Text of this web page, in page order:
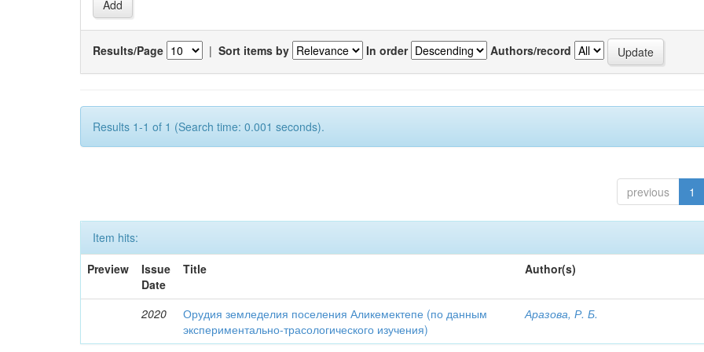
Results/Page | Sort items by In order Authors/record
Results 1-1 of 1 (Search time: 0.001 seconds).
previous 1
Item hits:
Preview
Issue
Date
Title Author(s)
2020
Орудия земледелия поселения Аликемектепе (по данным
экспериментально-трасологического изучения)
Аразова, Р. Б.